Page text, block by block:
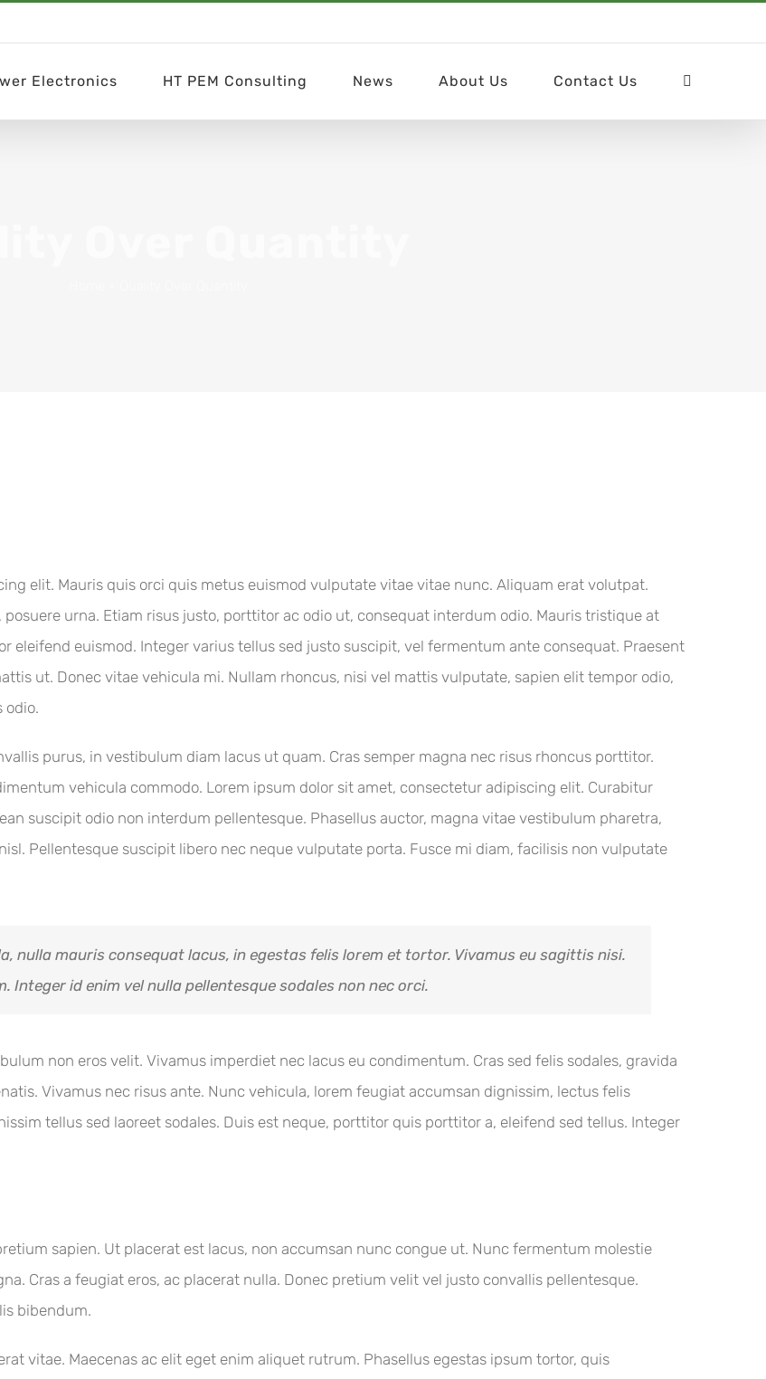
Electronics HT PEM Consulting News About Us Contact Us
elit. Mauris quis orci quis metus euismod vulputate vitae vitae nunc. Aliquam erat volutpat.
urna. Etiam risus justo, porttitor ac odio ut, consequat interdum odio. Mauris tristique at
eleifend euismod. Integer varius tellus sed justo suscipit, vel fermentum ante consequat. Praesent
ut. Donec vitae vehicula mi. Nullam rhoncus, nisi vel mattis vulputate, sapien elit tempor odio,
odio.
purus, in vestibulum diam lacus ut quam. Cras semper magna nec risus rhoncus porttitor.
vehicula commodo. Lorem ipsum dolor sit amet, consectetur adipiscing elit. Curabitur
suscipit odio non interdum pellentesque. Phasellus auctor, magna vitae vestibulum pharetra,
Pellentesque suscipit libero nec neque vulputate porta. Fusce mi diam, facilisis non vulputate
nulla mauris consequat lacus, in egestas felis lorem et tortor. Vivamus eu sagittis nisi.
Integer id enim vel nulla pellentesque sodales non nec orci.
non eros velit. Vivamus imperdiet nec lacus eu condimentum. Cras sed felis sodales, gravida
Vivamus nec risus ante. Nunc vehicula, lorem feugiat accumsan dignissim, lectus felis
tellus sed laoreet sodales. Duis est neque, porttitor quis porttitor a, eleifend sed tellus. Integer
sapien. Ut placerat est lacus, non accumsan nunc congue ut. Nunc fermentum molestie
Cras a feugiat eros, ac placerat nulla. Donec pretium velit vel justo convallis pellentesque.
bibendum.
vitae. Maecenas ac elit eget enim aliquet rutrum. Phasellus egestas ipsum tortor, quis